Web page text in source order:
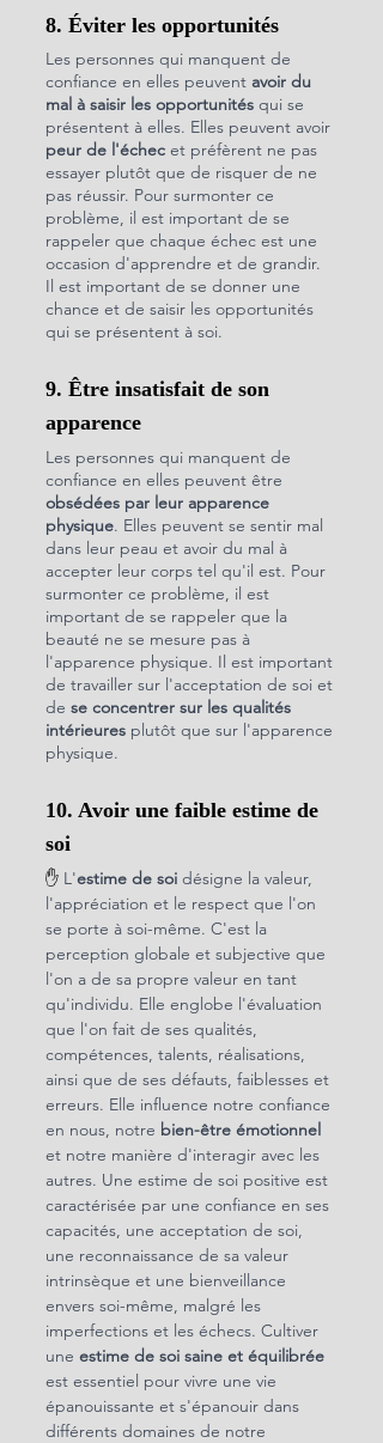
8. Éviter les opportunités
Les personnes qui manquent de
confiance en elles peuvent avoir du
mal à saisir les opportunités qui se
présentent à elles. Elles peuvent avoir
peur de l'échec et préfèrent ne pas
essayer plutôt que de risquer de ne
pas réussir. Pour surmonter ce
problème, il est important de se
rappeler que chaque échec est une
occasion d'apprendre et de grandir.
Il est important de se donner une
chance et de saisir les opportunités
qui se présentent à soi.
9. Être insatisfait de son
apparence
Les personnes qui manquent de
confiance en elles peuvent être
obsédées par leur apparence
physique. Elles peuvent se sentir mal
dans leur peau et avoir du mal à
accepter leur corps tel qu'il est. Pour
surmonter ce problème, il est
important de se rappeler que la
beauté ne se mesure pas à
l'apparence physique. Il est important
de travailler sur l'acceptation de soi et
de se concentrer sur les qualités
intérieures plutôt que sur l'apparence
physique.
10. Avoir une faible estime de
soi
✋ L'estime de soi désigne la valeur,
l'appréciation et le respect que l'on
se porte à soi-même. C'est la
perception globale et subjective que
l'on a de sa propre valeur en tant
qu'individu. Elle englobe l'évaluation
que l'on fait de ses qualités,
compétences, talents, réalisations,
ainsi que de ses défauts, faiblesses et
erreurs. Elle influence notre confiance
en nous, notre bien-être émotionnel
et notre manière d'interagir avec les
autres. Une estime de soi positive est
caractérisée par une confiance en ses
capacités, une acceptation de soi,
une reconnaissance de sa valeur
intrinsèque et une bienveillance
envers soi-même, malgré les
imperfections et les échecs. Cultiver
une estime de soi saine et équilibrée
est essentiel pour vivre une vie
épanouissante et s'épanouir dans
différents domaines de notre